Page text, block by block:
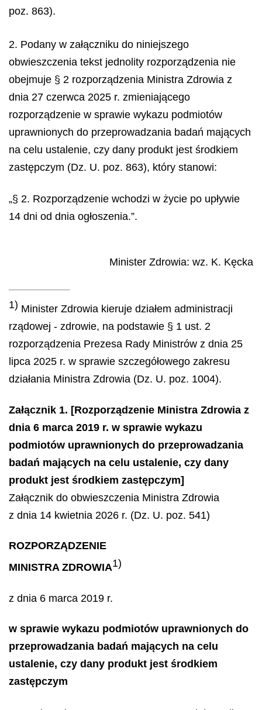
poz. 863).
2. Podany w załączniku do niniejszego
obwieszczenia tekst jednolity rozporządzenia nie
obejmuje § 2 rozporządzenia Ministra Zdrowia z
dnia 27 czerwca 2025 r. zmieniającego
rozporządzenie w sprawie wykazu podmiotów
uprawnionych do przeprowadzania badań mających
na celu ustalenie, czy dany produkt jest środkiem
zastępczym (Dz. U. poz. 863), który stanowi:
„§ 2. Rozporządzenie wchodzi w życie po upływie
14 dni od dnia ogłoszenia.”.
Minister Zdrowia: wz. K. Kęcka
1) Minister Zdrowia kieruje działem administracji
rządowej - zdrowie, na podstawie § 1 ust. 2
rozporządzenia Prezesa Rady Ministrów z dnia 25
lipca 2025 r. w sprawie szczegółowego zakresu
działania Ministra Zdrowia (Dz. U. poz. 1004).
Załącznik 1. [Rozporządzenie Ministra Zdrowia z
dnia 6 marca 2019 r. w sprawie wykazu
podmiotów uprawnionych do przeprowadzania
badań mających na celu ustalenie, czy dany
produkt jest środkiem zastępczym]
Załącznik do obwieszczenia Ministra Zdrowia
z dnia 14 kwietnia 2026 r. (Dz. U. poz. 541)
ROZPORZĄDZENIE
MINISTRA ZDROWIA1)
z dnia 6 marca 2019 r.
w sprawie wykazu podmiotów uprawnionych do
przeprowadzania badań mających na celu
ustalenie, czy dany produkt jest środkiem
zastępczym